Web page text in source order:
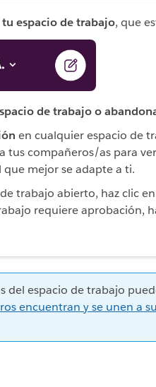
espacio de trabajo, que
de trabajo o
en cualquier espacio de
tus compañeros/as para
mejor se adapte a ti.
trabajo abierto, haz clic en
requiere aprobación,
del espacio de trabajo
encuentran y se unen a